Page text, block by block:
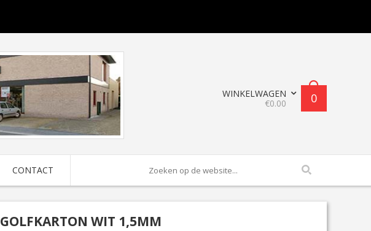
WINKELWAGEN
€0.00 0
CONTACT
GOLFKARTON WIT 1,5MM